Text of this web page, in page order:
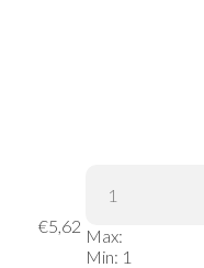
€5,62 Max:
Min: 1